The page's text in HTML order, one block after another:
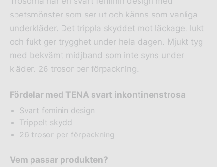
spetsmönster som ser ut och känns som vanliga
underkläder. Det trippla skyddet mot läckage, lukt
och fukt ger trygghet under hela dagen. Mjukt tyg
med bekvämt midjband som inte syns under
kläder. 26 trosor per förpackning.
Fördelar med TENA svart inkontinenstrosa
Svart feminin design
Trippelt skydd
26 trosor per förpackning
Vem passar produkten?